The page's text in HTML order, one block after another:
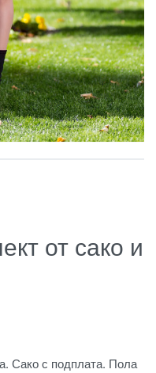
от сако и
Сако с подплата. Пола